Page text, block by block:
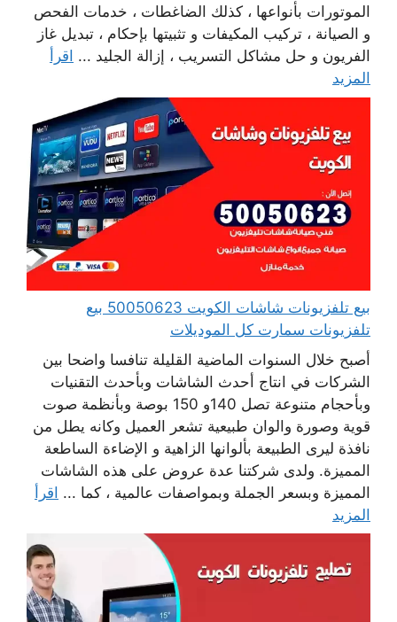
الموتورات بأنواعها ، كذلك الضاغطات ، خدمات الفحص
و الصيانة ، تركيب المكيفات و تثبيتها بإحكام ، تبديل غاز
الفريون و حل مشاكل التسريب ، إزالة الجليد ... اقرأ
المزيد
بيع تلفزيونات شاشات الكويت 50050623 بيع
تلفزيونات سمارت كل الموديلات
أصبح خلال السنوات الماضية القليلة تنافسا واضحا بين
الشركات في انتاج أحدث الشاشات وبأحدث التقنيات
وبأحجام متنوعة تصل 140و 150 بوصة وبأنظمة صوت
قوية وصورة والوان طبيعية تشعر العميل وكانه يطل من
نافذة ليرى الطبيعة بألوانها الزاهية و الإضاءة الساطعة
المميزة. ولدى شركتنا عدة عروض على هذه الشاشات
المميزة وبسعر الجملة وبمواصفات عالمية ، كما ... اقرأ
المزيد